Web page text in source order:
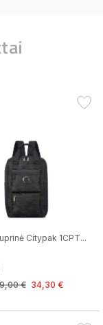
Citypak 1CPT...
€ 34,30 €